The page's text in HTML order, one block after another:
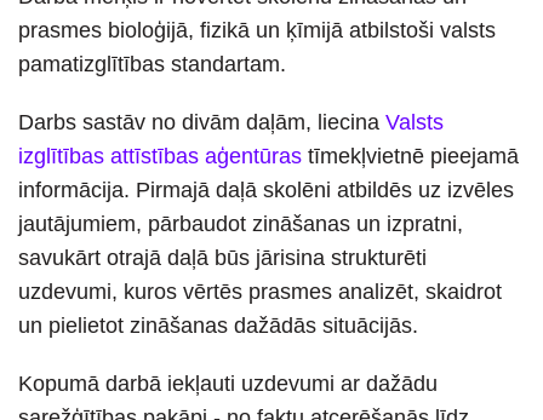
prasmes bioloģijā, fizikā un ķīmijā atbilstoši valsts
pamatizglītības standartam.
Darbs sastāv no divām daļām, liecina Valsts
izglītības attīstības aģentūras tīmekļvietnē pieejamā
informācija. Pirmajā daļā skolēni atbildēs uz izvēles
jautājumiem, pārbaudot zināšanas un izpratni,
savukārt otrajā daļā būs jārisina strukturēti
uzdevumi, kuros vērtēs prasmes analizēt, skaidrot
un pielietot zināšanas dažādās situācijās.
Kopumā darbā iekļauti uzdevumi ar dažādu